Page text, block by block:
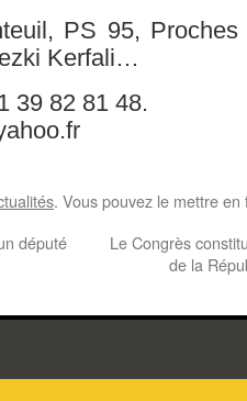
PS 95,
Kerfali…
39 82 81 48.
. Vous pouvez le mettre
député
Le Congrès
de la